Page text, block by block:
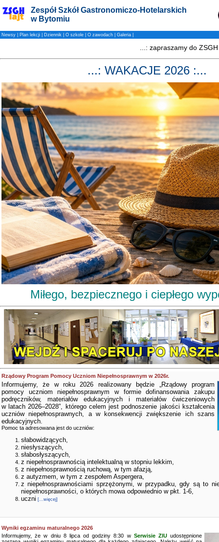
Zespół Szkół Gastronomiczo-Hotelarskich
w Bytomiu
Newsy Plan lekcji Dziennik O szkole O zawodach Galeria
...: WAKACJE 2026 :...
Miłego, bezpiecznego i ciepłego
Rządowy Program Pomocy Uczniom Niepełnosprawnym w 2026r.
Informujemy, że w roku 2026 realizowany będzie „Rządowy program
pomocy uczniom niepełnosprawnym w formie dofinansowania zakupu
podręczników, materiałów edukacyjnych i materiałów ćwiczeniowych
w latach 2026–2028”, którego celem jest podnoszenie jakości kształcenia
uczniów niepełnosprawnych, a w konsekwencji zwiększenie ich szans
edukacyjnych.
Pomoc ta adresowana jest do uczniów:
słabowidzących,
niesłyszących,
słabosłyszących,
z niepełnosprawnością intelektualną w stopniu lekkim,
z niepełnosprawnością ruchową, w tym afazją,
z autyzmem, w tym z zespołem Aspergera,
z niepełnosprawnościami sprzężonymi, w przypadku, gdy są to
niepełnosprawności, o których mowa odpowiednio w pkt. 1-6,
uczni [...więcej]
Wyniki egzaminu maturalnego 2026
Informujemy, że w dniu 8 lipca od godziny 8:30 w Serwisie ZIU udostępnione